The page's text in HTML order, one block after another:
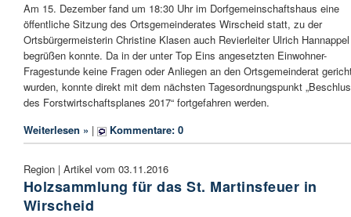
Am 15. Dezember fand um 18:30 Uhr im Dorfgemeinschaftshaus eine
öffentliche Sitzung des Ortsgemeinderates Wirscheid statt, zu der
Ortsbürgermeisterin Christine Klasen auch Revierleiter Ulrich Hannappel
begrüßen konnte. Da in der unter Top Eins angesetzten Einwohner-
Fragestunde keine Fragen oder Anliegen an den Ortsgemeinderat
wurden, konnte direkt mit dem nächsten Tagesordnungspunkt
des Forstwirtschaftsplanes 2017“ fortgefahren werden.
Weiterlesen » | Kommentare: 0
Region | Artikel vom 03.11.2016
Holzsammlung für das St. Martinsfeuer in
Wirscheid